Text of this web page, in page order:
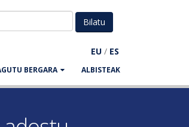
EU / ES
BERGARA ALBISTEAK